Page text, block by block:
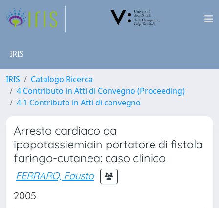
IRIS
IRIS
Catalogo Ricerca
4 Contributo in Atti di Convegno (Proceeding)
4.1 Contributo in Atti di convegno
Arresto cardiaco da
ipopotassiemiain portatore di fistola
faringo-cutanea: caso clinico
FERRARO, Fausto
2005